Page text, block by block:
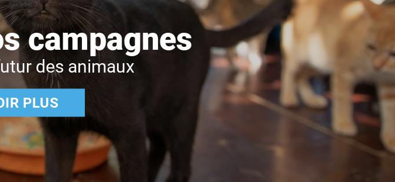
campagnes
des animaux
PLUS